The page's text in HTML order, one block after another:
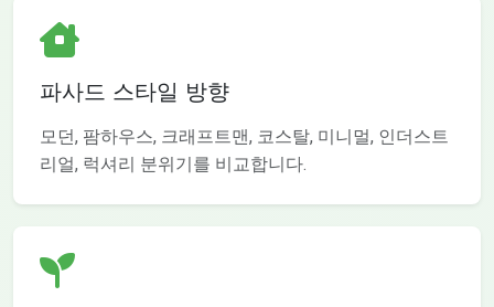
파사드 스타일 방향
모던, 팜하우스, 크래프트맨, 코스탈, 미니멀, 인더스트
리얼, 럭셔리 분위기를 비교합니다.